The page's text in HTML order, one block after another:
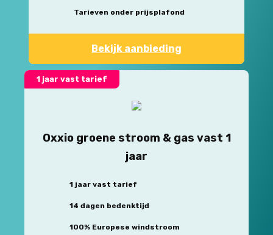
Tarieven onder prijsplafond
Bekijk aanbieding
1 jaar vast tarief
Oxxio groene stroom & gas vast 1
jaar
1 jaar vast tarief
14 dagen bedenktijd
100% Europese windstroom